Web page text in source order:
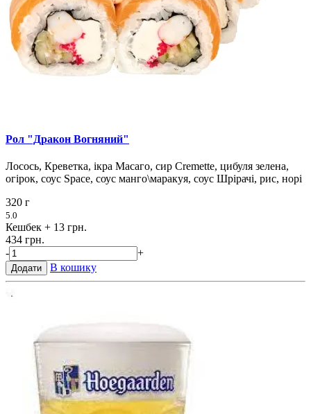
Рол "Дракон Вогняний"
Лосось, Креветка, ікра Масаго, сир Cremette, цибуля зелена,
огірок, соус Space, соус манго\маракуя, соус Шрірачі, рис, норі
320 г
5.0
Кешбек + 13 грн.
434 грн.
-
+
Додати В кошику